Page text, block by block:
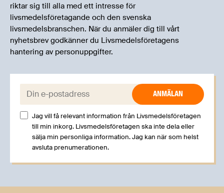
riktar sig till alla med ett intresse för
livsmedelsföretagande och den svenska
livsmedelsbranschen. När du anmäler dig till vårt
nyhetsbrev godkänner du Livsmedelsföretagens
hantering av personuppgifter.
E-post:
Jag vill få relevant information från Livsmedelsföretagen
till min inkorg. Livsmedelsföretagen ska inte dela eller
sälja min personliga information. Jag kan när som helst
avsluta prenumerationen.